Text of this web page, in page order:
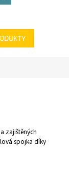
zajištěných
spojka díky